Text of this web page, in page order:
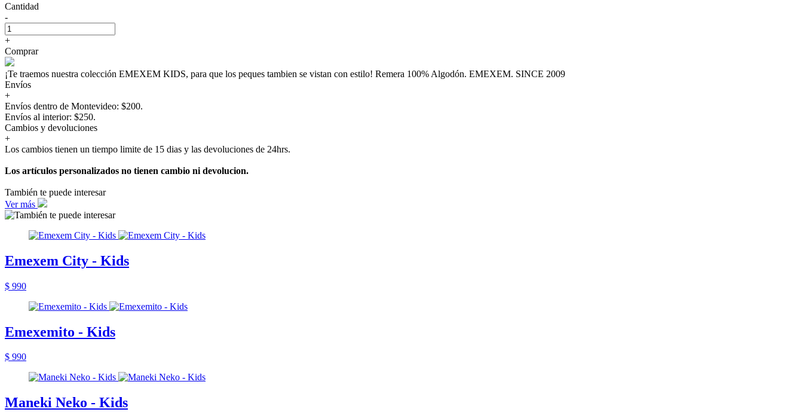
Cantidad
-
+
Comprar
¡Te traemos nuestra colección EMEXEM KIDS, para que los peques tambien se vistan con estilo! Remera 100% Algodón. EMEXEM. SINCE 2009
Envíos
+
Envíos dentro de Montevideo: $200.
Envíos al interior: $250.
Cambios y devoluciones
+
Los cambios tienen un tiempo limite de 15 dias y las devoluciones de 24hrs.
Los artículos personalizados no tienen cambio ni devolucion.
También te puede interesar
Ver más
Emexem City - Kids
$ 990
Emexemito - Kids
$ 990
Maneki Neko - Kids